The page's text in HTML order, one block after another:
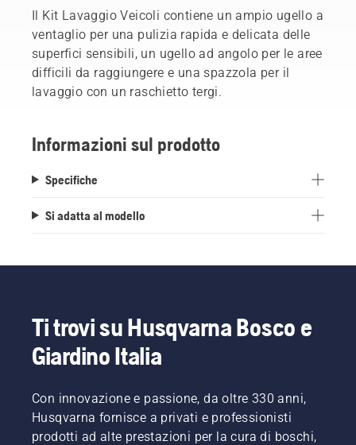
Il Kit Lavaggio Veicoli contiene un ampio ugello a
ventaglio per una pulizia rapida e delicata delle
superfici sensibili, un ugello ad angolo per le aree
difficili da raggiungere e una spazzola per il
lavaggio con un raschietto tergi.
Informazioni sul prodotto
Specifiche
Si adatta al modello
Ti trovi su Husqvarna Bosco e
Giardino Italia
Con innovazione e passione, da oltre 330 anni,
Husqvarna fornisce a privati e professionisti
prodotti ad alte prestazioni per la cura di boschi,